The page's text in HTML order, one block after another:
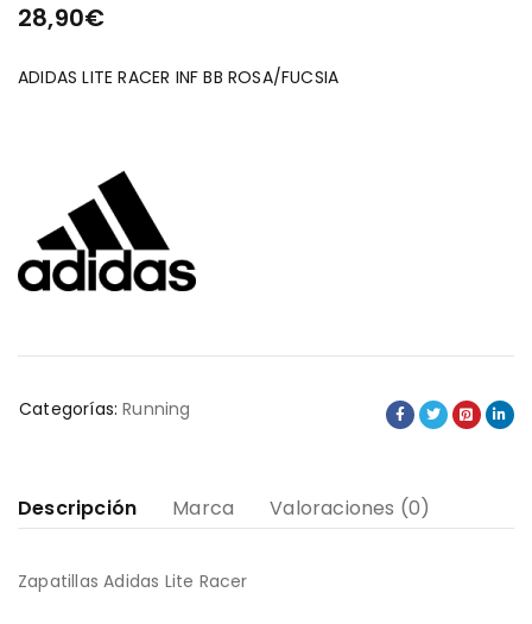
28,90€
ADIDAS LITE RACER INF BB ROSA/FUCSIA
Categorías: Running
Descripción Marca Valoraciones (0)
Zapatillas Adidas Lite Racer